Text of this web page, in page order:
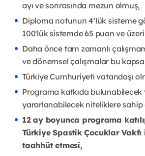
ayı ve sonrasında mezun olmuş,
Diploma notunun 4’lük sisteme
100'lük sistemde 65 puan ve üzeri
Daha önce tam zamanlı
ve dönemsel çalışmalar bu
Türkiye Cumhuriyeti vatandaşı
Programa katkıda bulunabilecek
yararlanabilecek niteliklere sahip
12 ay boyunca programa
Türkiye Spastik Çocuklar Vakfı
taahhüt etmesi,